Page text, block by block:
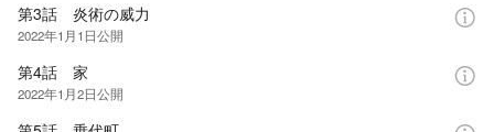
第3話 炎術の威力
2022年1月1日公開
第4話 家
2022年1月2日公開